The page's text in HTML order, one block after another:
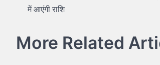
navigation
में आएंगी राशि
More Related